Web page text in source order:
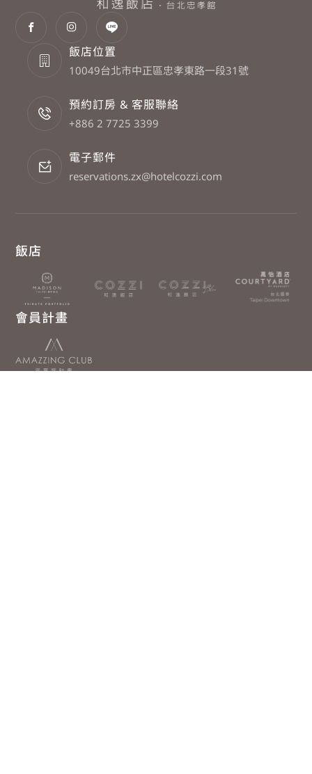
飯店位置
10049台北市中正區忠孝東路一段31號
預約訂房 & 客服聯絡
+886 2 7725 3399
電子郵件
reservations.zx@hotelcozzi.com
飯店
會員計畫